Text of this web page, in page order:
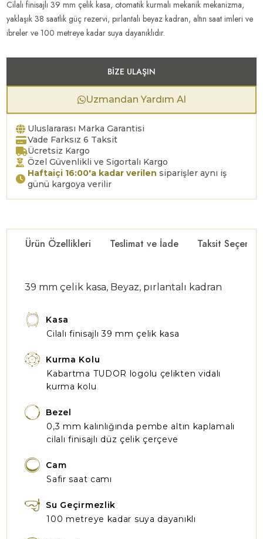
Cilalı finisajlı 39 mm çelik kasa, otomatik kurmalı mekanik mekanizma,
yaklaşık 38 saatlik güç rezervi, pırlantalı beyaz kadran, altın saat imleri ve
ibreler ve 100 metreye kadar suya dayanıklıdır.
BIZE ULAŞIN
Uzmandan Yardım Al
Uluslararası Marka Garantisi
Vade Farksız 6 Taksit
Ücretsiz Kargo
Özel Güvenlikli ve Sigortalı Kargo
Haftaiçi 16:00'a kadar verilen siparişler aynı iş
günü kargoya verilir
Ürün Özellikleri Teslimat ve İade Taksit
39 mm çelik kasa, Beyaz, pırlantalı kadran
Kasa
Cilalı finisajlı 39 mm çelik kasa
Kurma Kolu
Kabartma TUDOR logolu çelikten vidalı
kurma kolu
Bezel
0,3 mm kalınlığında pembe altın kaplamalı
cilalı finisajlı düz çelik çerçeve
Cam
Safir saat camı
Su Geçirmezlik
100 metreye kadar suya dayanıklı